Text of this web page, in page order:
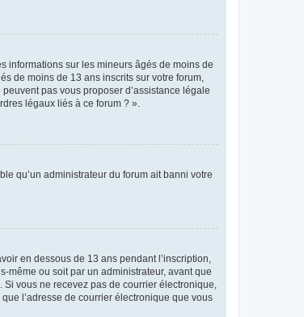
informations sur les mineurs âgés de moins de
de moins de 13 ans inscrits sur votre forum,
pas vous proposer d’assistance légale
légaux liés à ce forum ? ».
qu’un administrateur du forum ait banni votre
en dessous de 13 ans pendant l’inscription,
même ou soit par un administrateur, avant que
vous ne recevez pas de courrier électronique,
l’adresse de courrier électronique que vous